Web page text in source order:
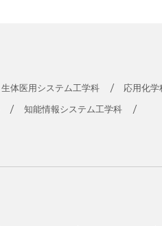
生体医用システム工学科 応用化学
知能情報システム工学科